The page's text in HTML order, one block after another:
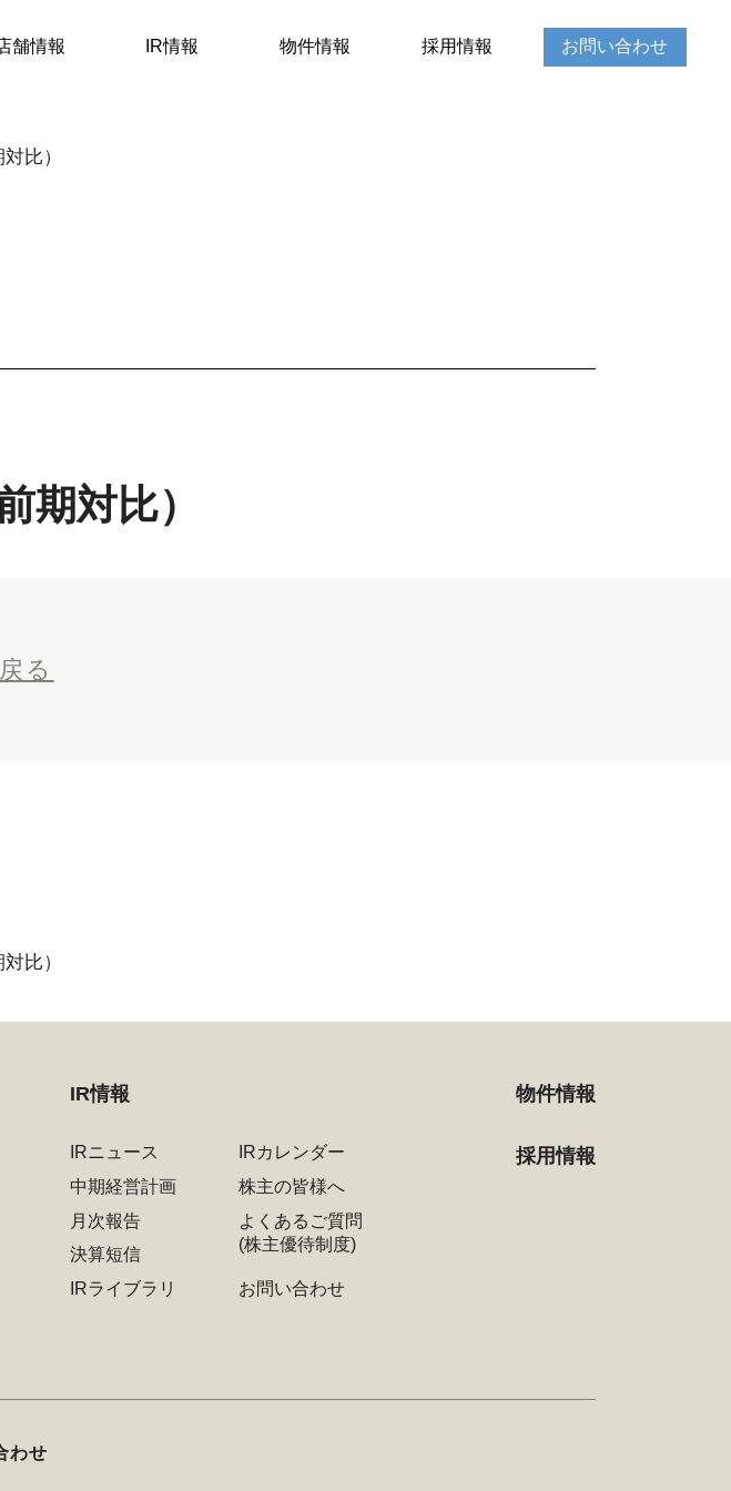
舗情報 IR情報 物件情報 採用情報 お問い合わせ
比）
期対比）
る
比）
IR情報
IRニュース
IRカレンダー
中期経営計画
株主の皆様へ
月次報告
決算短信
よくあるご質問
(株主優待制度)
IRライブラリ お問い合わせ
物件情報
採用情報
わせ